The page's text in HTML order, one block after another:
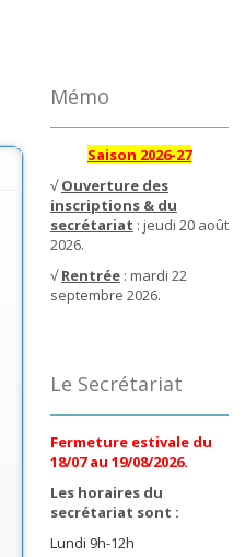
Mémo
Saison 2026-27
√Ouverture des
inscriptions & du
secrétariat : jeudi 20 août
2026.
√Rentrée: mardi 22
septembre 2026.
Le Secrétariat
Fermeture estivale du
18/07 au 19/08/2026.
Les horaires du
secrétariat sont :
Lundi 9h-12h